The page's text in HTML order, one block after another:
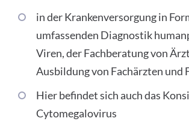
in der Krankenversorgung in
umfassenden Diagnostik
Viren, der Fachberatung von
Ausbildung von Fachärzten und
Hier befindet sich auch das
Cytomegalovirus